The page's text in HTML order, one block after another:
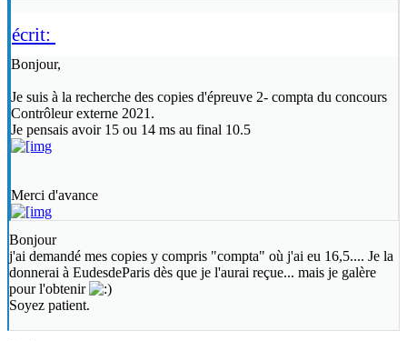
écrit:
Bonjour,
Je suis à la recherche des copies d'épreuve 2- compta du concours
Contrôleur externe 2021.
Je pensais avoir 15 ou 14 ms au final 10.5
Merci d'avance
Bonjour
j'ai demandé mes copies y compris "compta" où j'ai eu 16,5.... Je la
donnerai à EudesdeParis dès que je l'aurai reçue... mais je galère
pour l'obtenir
Soyez patient.